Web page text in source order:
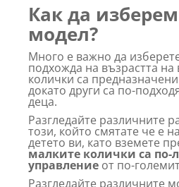
Как да
модел?
Много е важно да
подхожда на възрастта
колички са
докато други са по-
деца.
Разгледайте различните
този, който смятате че е
детето ви, като вземете
малките колички са по-
управление от по-
Разгледайте различните